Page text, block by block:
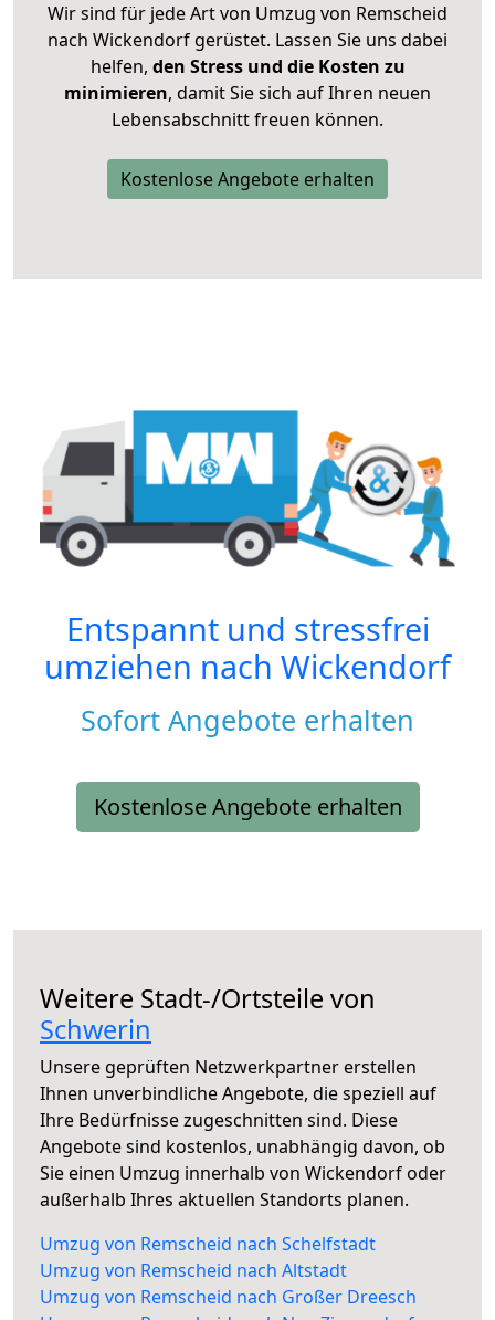
Wir sind für jede Art von Umzug von Remscheid
nach Wickendorf gerüstet. Lassen Sie uns dabei
helfen, den Stress und die Kosten zu
minimieren, damit Sie sich auf Ihren neuen
Lebensabschnitt freuen können.
Kostenlose Angebote erhalten
Entspannt und stressfrei
umziehen nach Wickendorf
Sofort Angebote erhalten
Kostenlose Angebote erhalten
Weitere Stadt-/Ortsteile von
Schwerin
Unsere geprüften Netzwerkpartner erstellen
Ihnen unverbindliche Angebote, die speziell auf
Ihre Bedürfnisse zugeschnitten sind. Diese
Angebote sind kostenlos, unabhängig davon, ob
Sie einen Umzug innerhalb von Wickendorf oder
außerhalb Ihres aktuellen Standorts planen.
Umzug von Remscheid nach Schelfstadt
Umzug von Remscheid nach Altstadt
Umzug von Remscheid nach Großer Dreesch